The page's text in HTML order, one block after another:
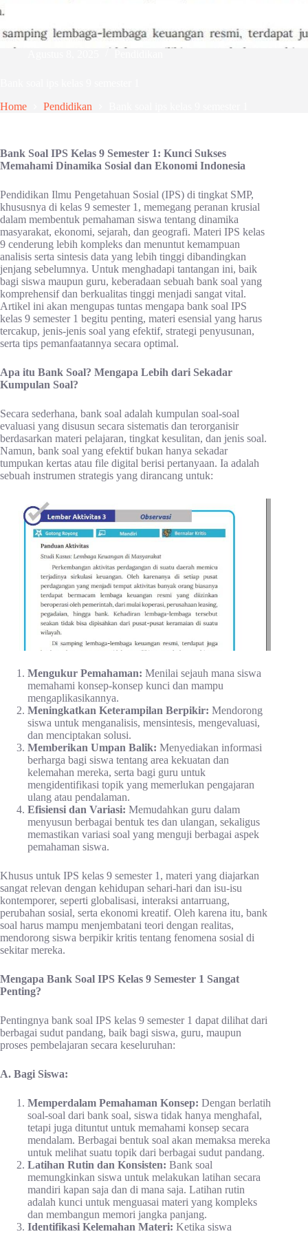
Home Pendidikan
Bank Soal IPS Kelas 9 Semester 1: Kunci Sukses
Memahami Dinamika Sosial dan Ekonomi Indonesia
Pendidikan Ilmu Pengetahuan Sosial (IPS) di tingkat SMP,
khususnya di kelas 9 semester 1, memegang peranan krusial
dalam membentuk pemahaman siswa tentang dinamika
masyarakat, ekonomi, sejarah, dan geografi. Materi IPS kelas
9 cenderung lebih kompleks dan menuntut kemampuan
analisis serta sintesis data yang lebih tinggi dibandingkan
jenjang sebelumnya. Untuk menghadapi tantangan ini, baik
bagi siswa maupun guru, keberadaan sebuah bank soal yang
komprehensif dan berkualitas tinggi menjadi sangat vital.
Artikel ini akan mengupas tuntas mengapa bank soal IPS
kelas 9 semester 1 begitu penting, materi esensial yang harus
tercakup, jenis-jenis soal yang efektif, strategi penyusunan,
serta tips pemanfaatannya secara optimal.
Apa itu Bank Soal? Mengapa Lebih dari Sekadar
Kumpulan Soal?
Secara sederhana, bank soal adalah kumpulan soal-soal
evaluasi yang disusun secara sistematis dan terorganisir
berdasarkan materi pelajaran, tingkat kesulitan, dan jenis soal.
Namun, bank soal yang efektif bukan hanya sekadar
tumpukan kertas atau file digital berisi pertanyaan. Ia adalah
sebuah instrumen strategis yang dirancang untuk:
Mengukur Pemahaman: Menilai sejauh mana siswa
memahami konsep-konsep kunci dan mampu
mengaplikasikannya.
Meningkatkan Keterampilan Berpikir: Mendorong
siswa untuk menganalisis, mensintesis, mengevaluasi,
dan menciptakan solusi.
Memberikan Umpan Balik: Menyediakan informasi
berharga bagi siswa tentang area kekuatan dan
kelemahan mereka, serta bagi guru untuk
mengidentifikasi topik yang memerlukan pengajaran
ulang atau pendalaman.
Efisiensi dan Variasi: Memudahkan guru dalam
menyusun berbagai bentuk tes dan ulangan, sekaligus
memastikan variasi soal yang menguji berbagai aspek
pemahaman siswa.
Khusus untuk IPS kelas 9 semester 1, materi yang diajarkan
sangat relevan dengan kehidupan sehari-hari dan isu-isu
kontemporer, seperti globalisasi, interaksi antarruang,
perubahan sosial, serta ekonomi kreatif. Oleh karena itu, bank
soal harus mampu menjembatani teori dengan realitas,
mendorong siswa berpikir kritis tentang fenomena sosial di
sekitar mereka.
Mengapa Bank Soal IPS Kelas 9 Semester 1 Sangat
Penting?
Pentingnya bank soal IPS kelas 9 semester 1 dapat dilihat dari
berbagai sudut pandang, baik bagi siswa, guru, maupun
proses pembelajaran secara keseluruhan:
A. Bagi Siswa:
Memperdalam Pemahaman Konsep: Dengan berlatih
soal-soal dari bank soal, siswa tidak hanya menghafal,
tetapi juga dituntut untuk memahami konsep secara
mendalam. Berbagai bentuk soal akan memaksa mereka
untuk melihat suatu topik dari berbagai sudut pandang.
Latihan Rutin dan Konsisten: Bank soal
memungkinkan siswa untuk melakukan latihan secara
mandiri kapan saja dan di mana saja. Latihan rutin
adalah kunci untuk menguasai materi yang kompleks
dan membangun memori jangka panjang.
Identifikasi Kelemahan Materi: Ketika siswa